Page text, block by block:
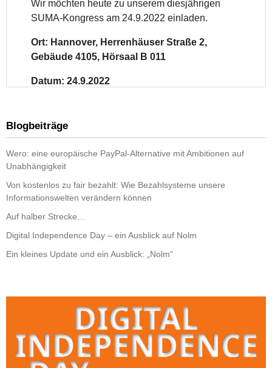
Blogbeiträge
Wero: eine europäische PayPal-Alternative mit Ambitionen auf
Unabhängigkeit
Von kostenlos zu fair bezahlt: Wie Bezahlsysteme unsere
Informationswelten verändern können
Auf halber Strecke…
Digital Independence Day – ein Ausblick auf Nolm
Ein kleines Update und ein Ausblick: „Nolm“